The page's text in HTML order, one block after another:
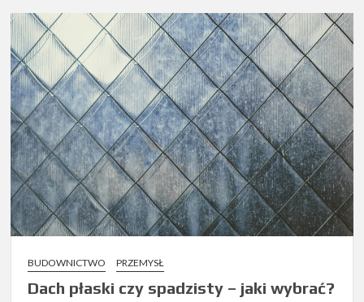
BUDOWNICTWO PRZEMYSŁ
Dach płaski czy spadzisty – jaki wybrać?